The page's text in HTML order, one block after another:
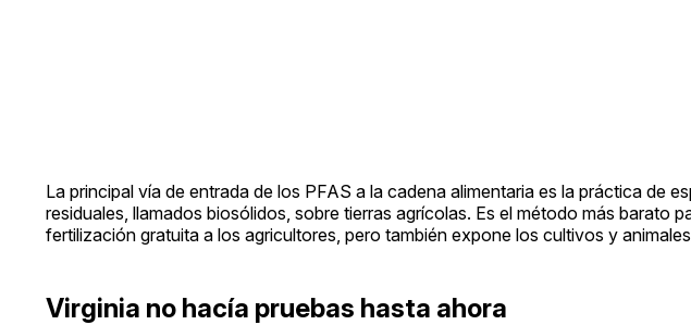
La principal vía de entrada de los PFAS a la cadena alimentaria es la práctica de
residuales, llamados biosólidos, sobre tierras agrícolas. Es el método más barato
fertilización gratuita a los agricultores, pero también expone los cultivos y
Virginia no hacía pruebas hasta ahora